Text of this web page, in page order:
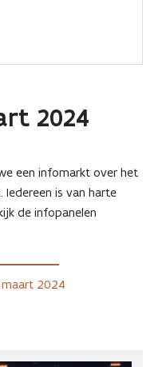
2024
een infomarkt over het
is van harte
de infopanelen
2024